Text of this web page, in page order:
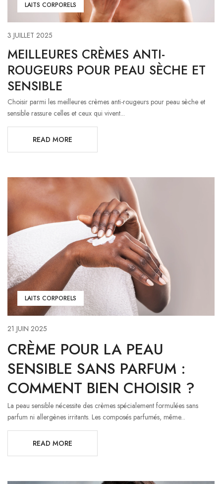
LAITS CORPORELS
3 JUILLET 2025
MEILLEURES CRÈMES ANTI-
ROUGEURS POUR PEAU SÈCHE ET
SENSIBLE
Choisir parmi les meilleures crèmes anti-rougeurs pour peau sèche et
sensible rassure celles et ceux qui vivent...
READ MORE
LAITS CORPORELS
21 JUIN 2025
CRÈME POUR LA PEAU
SENSIBLE SANS PARFUM :
COMMENT BIEN CHOISIR ?
La peau sensible nécessite des crèmes spécialement formulées sans
parfum ni allergènes irritants. Les composés parfumés, même...
READ MORE